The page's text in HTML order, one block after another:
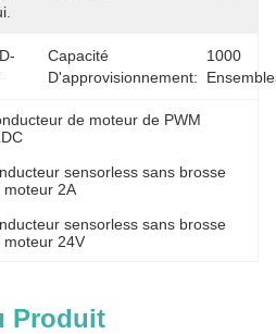
Capacité
D'approvisionnement:
1000
de moteur de PWM
sensorless sans brosse
moteur 2A
sensorless sans brosse
moteur 24V
Produit